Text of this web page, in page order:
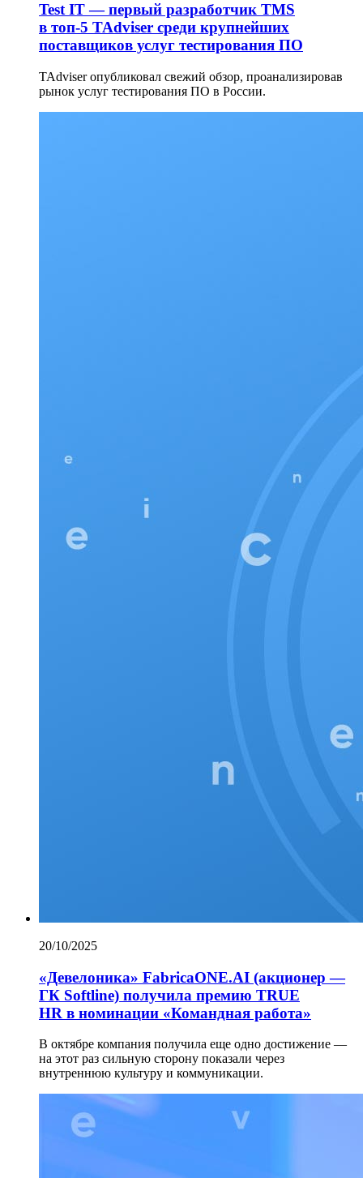
Test IT — первый разработчик TMS
в топ-5 TAdviser среди крупнейших
поставщиков услуг тестирования ПО
TAdviser опубликовал свежий обзор, проанализировав
рынок услуг тестирования ПО в России.
20/10/2025
«Девелоника» FabricaONE.AI (акционер —
ГК Softline) получила премию TRUE
HR в номинации «Командная работа»
В октябре компания получила еще одно достижение —
на этот раз сильную сторону показали через
внутреннюю культуру и коммуникации.